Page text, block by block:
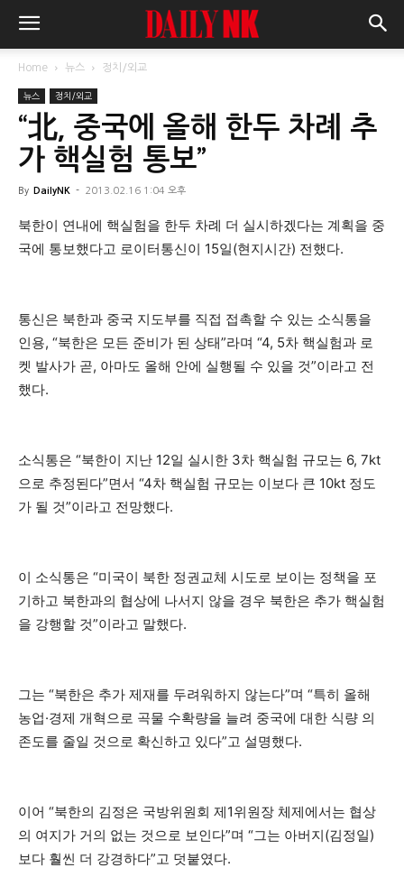
Home 뉴스 정치/외교
뉴스 정치/외교
“北, 중국에 올해 한두 차례 추
가 핵실험 통보”
By DailyNK - 2013.02.16 1:04 오후
북한이 연내에 핵실험을 한두 차례 더 실시하겠다는 계획을 중
국에 통보했다고 로이터통신이 15일(현지시간) 전했다.
통신은 북한과 중국 지도부를 직접 접촉할 수 있는 소식통을
인용, “북한은 모든 준비가 된 상태”라며 “4, 5차 핵실험과 로
켓 발사가 곧, 아마도 올해 안에 실행될 수 있을 것”이라고 전
했다.
소식통은 “북한이 지난 12일 실시한 3차 핵실험 규모는 6, 7kt
으로 추정된다”면서 “4차 핵실험 규모는 이보다 큰 10kt 정도
가 될 것”이라고 전망했다.
이 소식통은 “미국이 북한 정권교체 시도로 보이는 정책을 포
기하고 북한과의 협상에 나서지 않을 경우 북한은 추가 핵실험
을 강행할 것”이라고 말했다.
그는 “북한은 추가 제재를 두려워하지 않는다”며 “특히 올해
농업·경제 개혁으로 곡물 수확량을 늘려 중국에 대한 식량 의
존도를 줄일 것으로 확신하고 있다”고 설명했다.
이어 “북한의 김정은 국방위원회 제1위원장 체제에서는 협상
의 여지가 거의 없는 것으로 보인다”며 “그는 아버지(김정일)
보다 훨씬 더 강경하다”고 덧붙였다.